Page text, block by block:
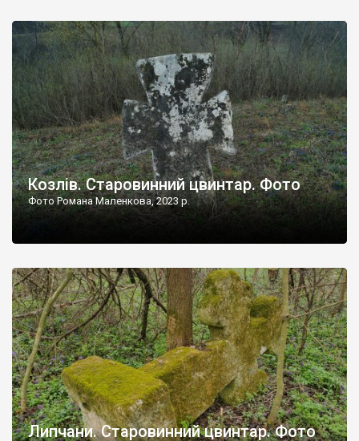
не видно, але видно дві стареньких колії у траві – […]
Козлів. Старовинний цвинтар. Фото
Фото Романа Маленкова, 2023 р.
Липчани. Старовинний цвинтар. Фото